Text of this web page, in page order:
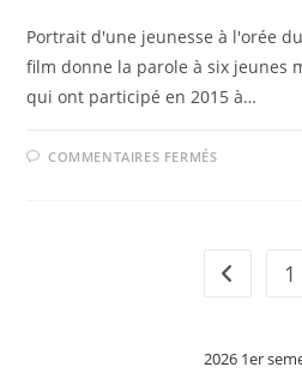
Portrait d'une jeunesse à l'orée
film donne la parole à six jeunes
qui ont participé en 2015 à…
COMMENTAIRES FERMÉSSUR
Go to the
1
2026 1er